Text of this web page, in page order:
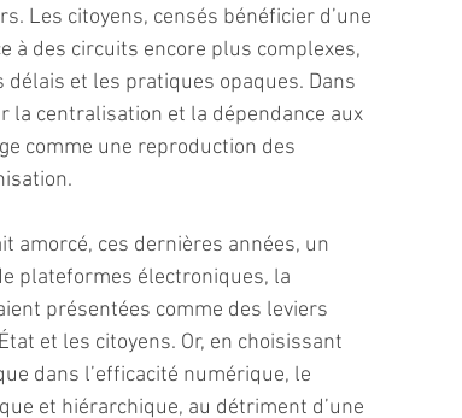
Les citoyens, censés bénéficier d’une
à des circuits encore plus complexes,
et les pratiques opaques. Dans
la centralisation et la dépendance aux
comme une reproduction des
amorcé, ces dernières années, un
plateformes électroniques, la
présentées comme des leviers
et les citoyens. Or, en choisissant
dans l’efficacité numérique, le
et hiérarchique, au détriment d’une